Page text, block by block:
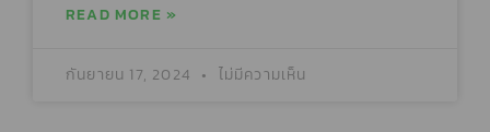
READ MORE »
กันยายน 17, 2024 ไม่มีความเห็น